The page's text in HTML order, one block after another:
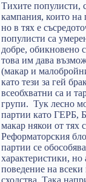
Тихите популисти,
кампания, които на
но в тях е
популисти са
добре, обикновено
това им дава
(макар и
като тези за гей
всеобхватни са и
групи. Тук лесно
партии като
макар някои от тях
Реформаторския
партии се
характеристики,
поведение на
сходства. Така